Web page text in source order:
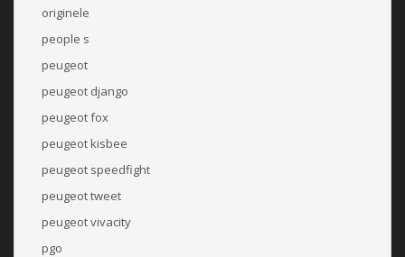
originele
people s
peugeot
peugeot django
peugeot fox
peugeot kisbee
peugeot speedfight
peugeot tweet
peugeot vivacity
pgo